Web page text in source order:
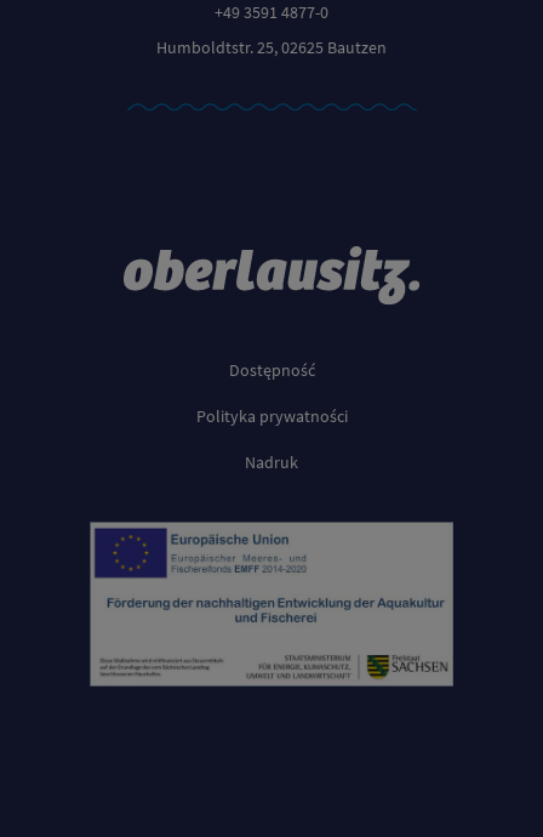
+49 3591 4877-0
Humboldtstr. 25, 02625 Bautzen
Dostępność
Polityka prywatności
Nadruk